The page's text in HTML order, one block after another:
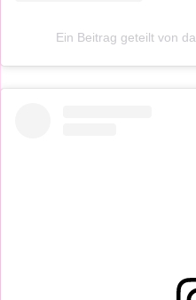
Ein Beitrag geteilt von